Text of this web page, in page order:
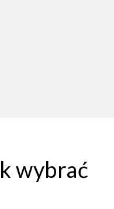
wybrać